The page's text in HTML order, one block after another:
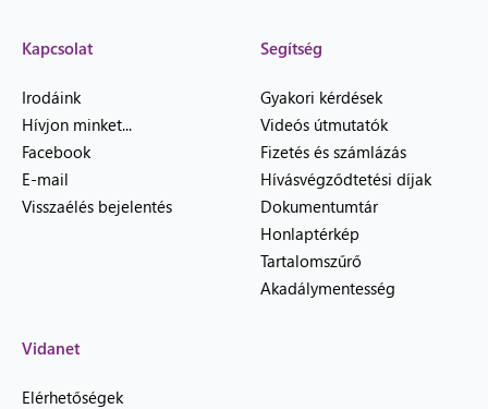
Kapcsolat
Irodáink
Hívjon minket...
Facebook
E-mail
Visszaélés bejelentés
Segítség
Gyakori kérdések
Videós útmutatók
Fizetés és számlázás
Hívásvégződtetési díjak
Dokumentumtár
Honlaptérkép
Tartalomszűrő
Akadálymentesség
Vidanet
Elérhetőségek